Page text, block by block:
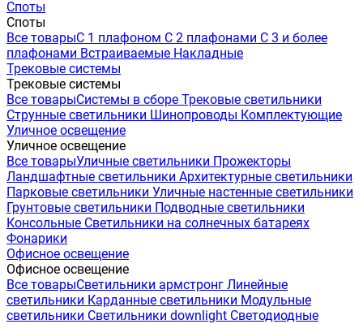
Споты
Споты
Все товарыС 1 плафоном С 2 плафонами С 3 и более
плафонами Встраиваемые Накладные
Трековые системы
Трековые системы
Все товарыСистемы в сборе Трековые светильники
Струнные светильники Шинопроводы Комплектующие
Уличное освещение
Уличное освещение
Все товарыУличные светильники Прожекторы
Ландшафтные светильники Архитектурные светильники
Парковые светильники Уличные настенные светильники
Грунтовые светильники Подводные светильники
Консольные Светильники на солнечных батареях
Фонарики
Офисное освещение
Офисное освещение
Все товарыСветильники армстронг Линейные
светильники Карданные светильники Модульные
светильники Светильники downlight Светодиодные